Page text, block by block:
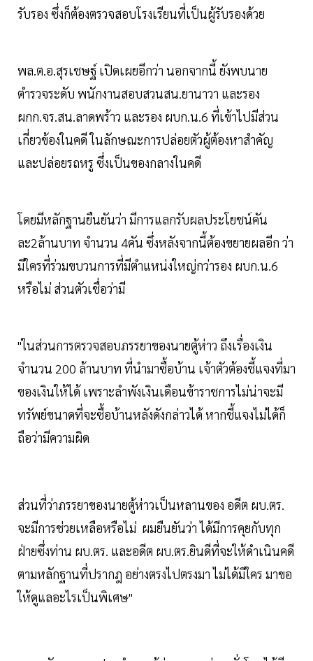
รับรอง ซึ่งก็ต้องตรวจสอบโรงเรียนที่เป็นผู้รับรองด้วย
พล.ต.อ.สุรเชษฐ์ เปิดเผยอีกว่า นอกจากนี้ ยังพบนาย
ตำรวจระดับ พนักงานสอบสวนสน.ยานาวา และรอง
ผกก.จร.สน.ลาดพร้าว และรอง ผบก.น.6 ที่เข้าไปมีส่วน
เกี่ยวข้องในคดี ในลักษณะการปล่อยตัวผู้ต้องหาสำคัญ
และปล่อยรถหรู ซึ่งเป็นของกลางในคดี
โดยมีหลักฐานยืนยันว่า มีการแลกรับผลประโยชน์คัน
ละ2ล้านบาท จำนวน 4คัน ซึ่งหลังจากนี้ต้องขยายผลอีก ว่า
มีใครที่ร่วมขบวนการที่มีตำแหน่งใหญ่กว่ารอง ผบก.น.6
หรือไม่ ส่วนตัวเชื่อว่ามี
"ในส่วนการตรวจสอบภรรยาของนายตู้ห่าว ถึงเรื่องเงิน
จำนวน 200 ล้านบาท ที่นำมาซื้อบ้าน เจ้าตัวต้องชี้แจงที่มา
ของเงินให้ได้ เพราะลำพังเงินเดือนข้าราชการไม่น่าจะมี
ทรัพย์ขนาดที่จะซื้อบ้านหลังดังกล่าวได้ หากชี้แจงไม่ได้ก็
ถือว่ามีความผิด
ส่วนที่ว่าภรรยาของนายตู้ห่าวเป็นหลานของ อดีต ผบ.ตร.
จะมีการช่วยเหลือหรือไม่ ผมยืนยันว่า ได้มีการคุยกับทุก
ฝ่ายซึ่งท่าน ผบ.ตร. และอดีต ผบ.ตร.ยินดีที่จะให้ดำเนินคดี
ตามหลักฐานที่ปรากฎ อย่างตรงไปตรงมา ไม่ได้มีใคร มาขอ
ให้ดูแลอะไรเป็นพิเศษ"